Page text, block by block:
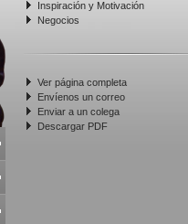
Inspiración y Motivación
Negocios
Ver página completa
Envíenos un correo
Enviar a un colega
Descargar PDF